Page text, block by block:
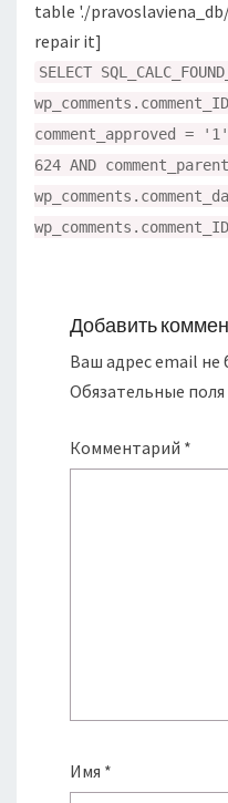
table './
repair it]
SELECT
comment_approved =
624 AND
Добавить
Ваш адрес email не
Обязательные
Комментарий *
Имя *